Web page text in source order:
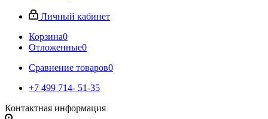
Личный кабинет
Корзина0
Отложенные0
Сравнение товаров0
+7 499 714- 51-35
Контактная информация